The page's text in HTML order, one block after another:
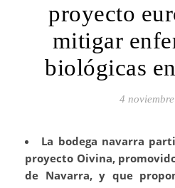
proyecto
mitigar
biológicas
4
La bodega navarra
proyecto Oivina,
de Navarra, y que